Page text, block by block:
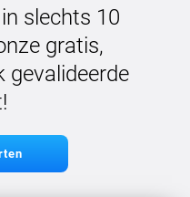
slechts 10
gratis,
gevalideerde